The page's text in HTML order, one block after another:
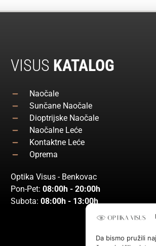
Da bismo pružili
VISUS KATALOG
Naočale
Sunčane Naočale
Dioptrijske Naočale
Naočalne Leće
Kontaktne Leće
Oprema
Optika Visus - Benkovac
Pon-Pet: 08:00h - 20:00h
Subota: 08:00h - 13:00h